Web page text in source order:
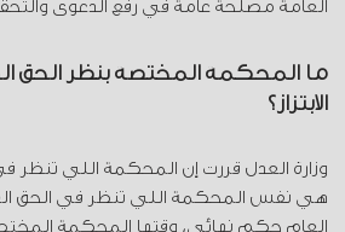
العامة مصلحة عامة في رفع الدعوى
ما المحكمة المختصة بنظر الحق
الابتزاز؟
وزارة العدل قررت إن المحكمة اللي
هي نفس المحكمة اللي تنظر في الحق
العام حكم نهائي، وقتها المحكمة